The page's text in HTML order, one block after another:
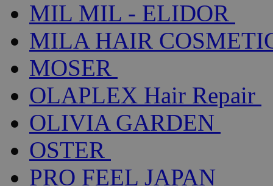
MIL MIL - ELIDOR
MILA HAIR
MOSER
OLAPLEX Hair Repair
OLIVIA GARDEN
OSTER
PRO FEEL JAPAN